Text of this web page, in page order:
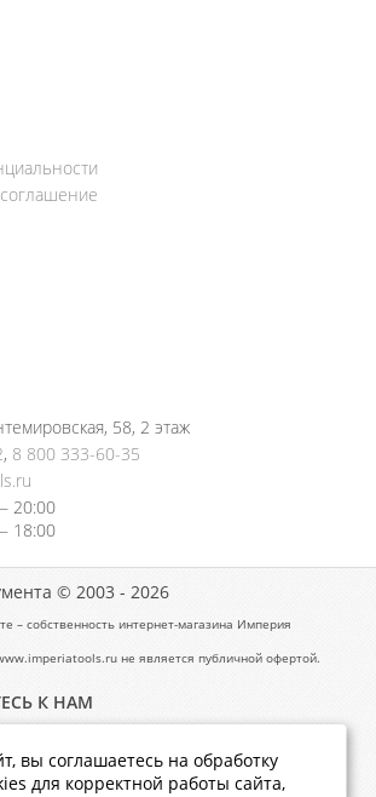
58, 2 этаж
, 8 800 333-60-35
20:00
18:00
© 2003 - 2026
– собственность интернет-магазина Империя
не является публичной офертой.
К НАМ
вы соглашаетесь на обработку
для корректной работы сайта,